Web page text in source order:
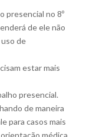
presencial no 8º
de ele não
de
estar mais
presencial.
de maneira
para casos mais